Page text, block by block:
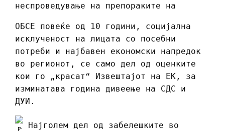
неспроведување на препораките на
ОБСЕ повеќе од 10 години, социјална
исклученост на лицата со посебни
потреби и најбавен економски напредок
во регионот, се само дел од оценките
кои го „красат“ Извештајот на ЕК, за
изминатава година дивеење на СДС и
ДУИ.
Најголем дел од забелешките во